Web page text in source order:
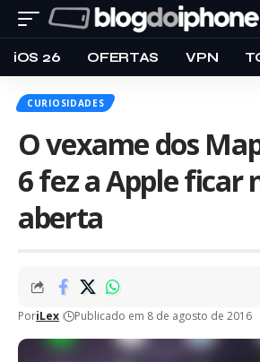
iOS 26 OFERTAS VPN
CURIOSIDADES
O vexame dos
6 fez a Apple ficar
aberta
PoriLex Publicado em 8 de agosto de 2016